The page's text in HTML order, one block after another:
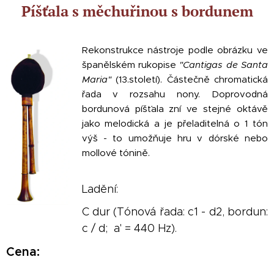
Píšťala s měchuřinou s bordunem
Rekonstrukce nástroje podle obrázku ve
španělském rukopise "Cantigas de Santa
Maria"(13.století). Částečně chromatická
řada v rozsahu nony. Doprovodná
bordunová píšťala zní ve stejné oktávě
jako melodická a je přeladitelná o 1 tón
výš - to umožňuje hru v dórské nebo
mollové tónině.
Ladění:
C dur (Tónová řada: c1 - d2, bordun:
c / d; a' = 440 Hz).
Cena: